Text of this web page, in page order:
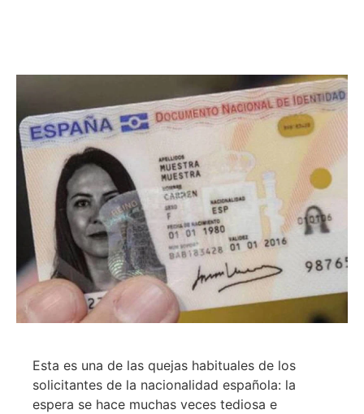
Esta es una de las quejas habituales de los
solicitantes de la nacionalidad española: la
espera se hace muchas veces tediosa e